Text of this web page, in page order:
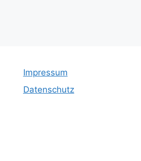
Impressum
Datenschutz